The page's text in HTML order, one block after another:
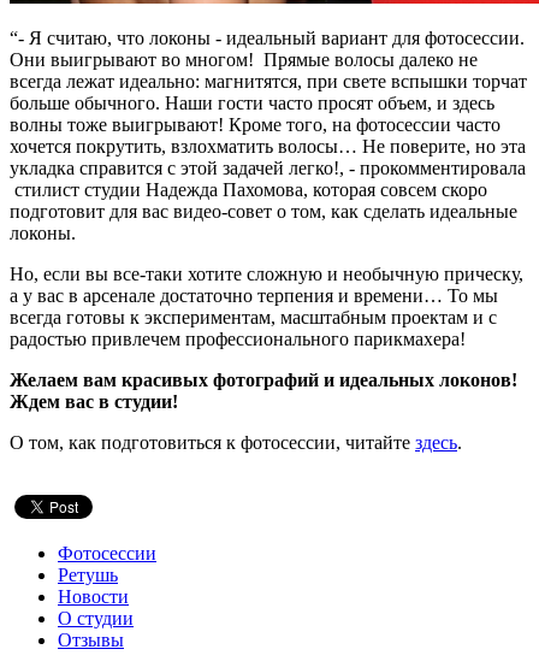
“- Я считаю, что локоны - идеальный вариант для фотосессии.
Они выигрывают во многом! Прямые волосы далеко не
всегда лежат идеально: магнитятся, при свете вспышки торчат
больше обычного. Наши гости часто просят объем, и здесь
волны тоже выигрывают! Кроме того, на фотосессии часто
хочется покрутить, взлохматить волосы… Не поверите, но эта
укладка справится с этой задачей легко!, - прокомментировала
стилист студии Надежда Пахомова, которая совсем скоро
подготовит для вас видео-совет о том, как сделать идеальные
локоны.
Но, если вы все-таки хотите сложную и необычную прическу,
а у вас в арсенале достаточно терпения и времени… То мы
всегда готовы к экспериментам, масштабным проектам и с
радостью привлечем профессионального парикмахера!
Желаем вам красивых фотографий и идеальных локонов!
Ждем вас в студии!
О том, как подготовиться к фотосессии, читайте здесь.
Фотосессии
Ретушь
Новости
О студии
Отзывы